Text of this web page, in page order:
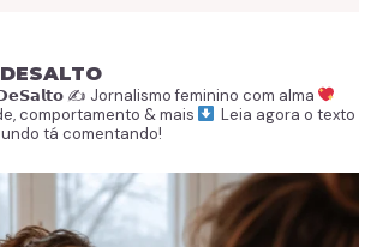
✍️ Jornalismo feminino com alma
comportamento & mais
Leia agora o texto
tá comentando!